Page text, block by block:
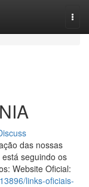
das nossas
seguindo os
Website Oficial:
links-oficiais-